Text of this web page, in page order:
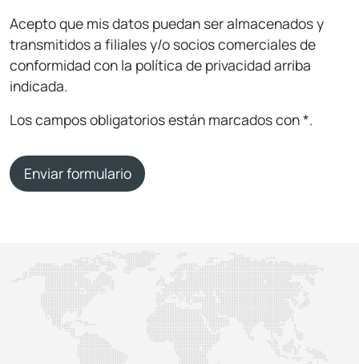
Acepto que mis datos puedan ser almacenados y
transmitidos a filiales y/o socios comerciales de
conformidad con la política de privacidad arriba
indicada.
Los campos obligatorios están marcados con *.
Enviar formulario